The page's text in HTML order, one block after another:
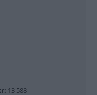
13 588